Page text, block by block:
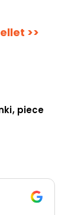
>>
piece